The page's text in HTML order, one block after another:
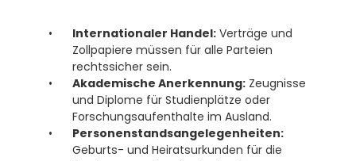
Internationaler Handel: Verträge und
Zollpapiere müssen für alle Parteien
rechtssicher sein.
Akademische Anerkennung: Zeugnisse
und Diplome für Studienplätze oder
Forschungsaufenthalte im Ausland.
Personenstandsangelegenheiten:
Geburts- und Heiratsurkunden für die